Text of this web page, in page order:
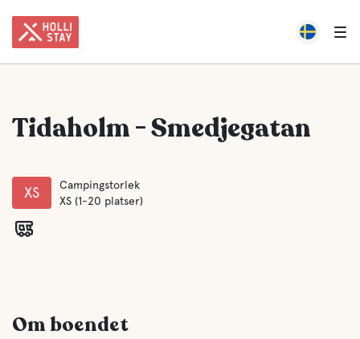
Tidaholm - Smedjegatan
XS
Campingstorlek
XS (1-20 platser)
Om boendet